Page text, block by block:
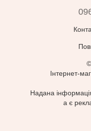
Інтернет-
Надана
а є